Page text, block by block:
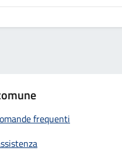
frequenti